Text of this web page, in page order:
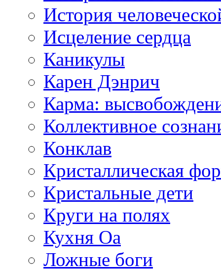
История
Исцеление сердца
Каникулы
Карен Дэнрич
Карма:
Коллективное
Конклав
Кристаллическая
Кристальные дети
Круги на полях
Кухня Оа
Ложные боги